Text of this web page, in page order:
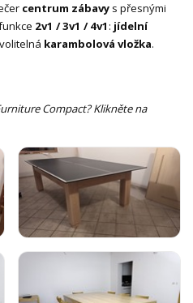
centrum zábavy s přesnými
2v1 / 3v1 / 4v1 : jídelní
karambolová vložka.
Compact? Klikněte na